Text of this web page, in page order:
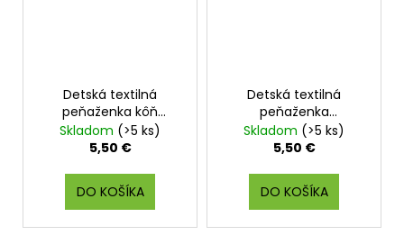
Detská textilná
peňaženka kôň
romantic
Skladom (>5 ks)
5,50 €
DO KOŠÍKA
Detská textilná
peňaženka
maznáčikovia
Skladom (>5 ks)
5,50 €
DO KOŠÍKA